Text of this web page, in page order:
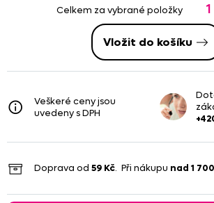
Celkem za vybrané položky
Vložit do košíku
Veškeré ceny jsou
uvedeny s DPH
Doprava od 59 Kč. Při nákupu nad 1